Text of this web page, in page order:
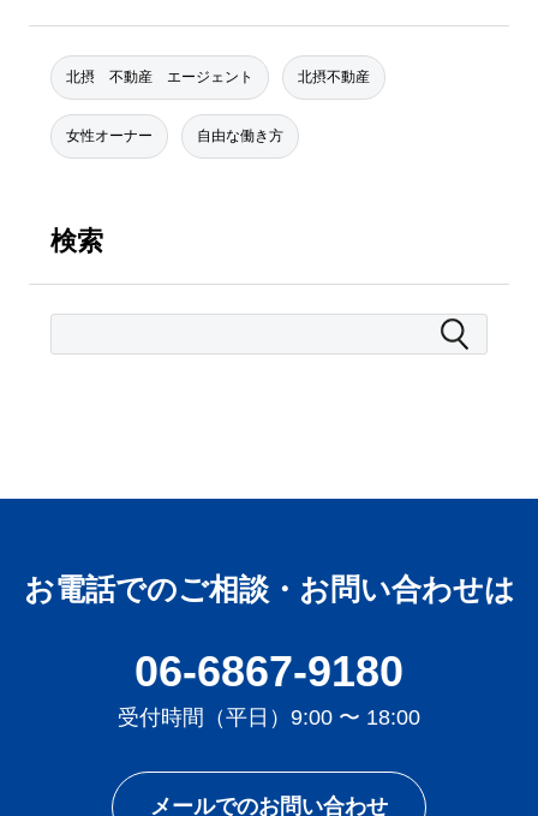
北摂 不動産 エージェント 北摂不動産
女性オーナー 自由な働き方
検索
お電話でのご相談・お問い合わせは
06-6867-9180
受付時間（平日）9:00 〜 18:00
メールでのお問い合わせ